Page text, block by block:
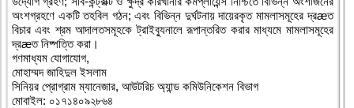
অংশগ্রহণে একটি তহবিল গঠন; এবং বিভিন্ন দুর্ঘটনায় দায়েরকৃত মামলাসমূহের দ্রæত
বিচার এবং শ্রম আদালতসমূহকে ট্রাইব্যুনালে রূপান্তরিত করার মাধ্যমে মামলাসমূহের
দ্রæত নিষ্পত্তি করা।
গণমাধ্যম যোগাযোগ,
মোহাম্মদ জাহিদুল ইসলাম
সিনিয়র প্রোগ্রাম ম্যানেজার, আউটরিচ অ্যান্ড কমিউনিকেশন বিভাগ
মোবাইল: ০১৭১৪০৯২৮৬৪